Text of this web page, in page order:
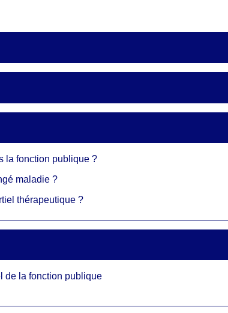
la fonction publique ?
maladie ?
thérapeutique ?
de la fonction publique